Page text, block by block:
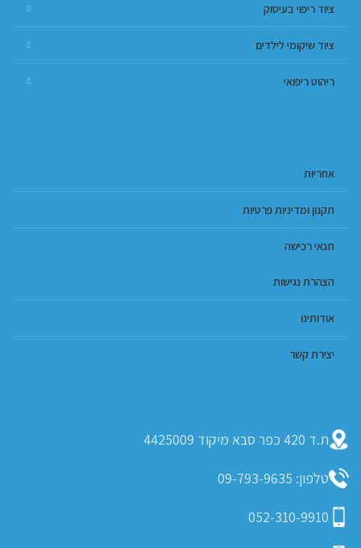
ציוד ריפוי בעיסוק
ציוד שיקומי לילדים
ריהוט ריפואי
אחריות
תקנון ומדיניות פרטיות
תנאי רכישה
הצהרת נגישות
אודותינו
יצירת קשר
ת.ד 420 כפר סבא מיקוד 4425009
טלפון: 09-793-9635
052-310-9910